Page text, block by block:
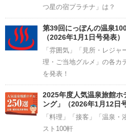
つ星の宿プラチナ」は？
第39回にっぽんの温泉
（2026年1月1日号発表）
「雰囲気」「見所・レジ
理・ご当地グルメ」の各カ
を発表！
2025年度人気温泉旅館ホ
ング」（2026年1月12日
「料理」「接客」「温泉
スト100軒